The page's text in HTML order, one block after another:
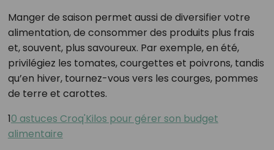
Manger de saison permet aussi de diversifier votre
alimentation, de consommer des produits plus frais
et, souvent, plus savoureux. Par exemple, en été,
privilégiez les tomates, courgettes et poivrons, tandis
qu’en hiver, tournez-vous vers les courges, pommes
de terre et carottes.
10 astuces Croq'Kilos pour gérer son budget
alimentaire